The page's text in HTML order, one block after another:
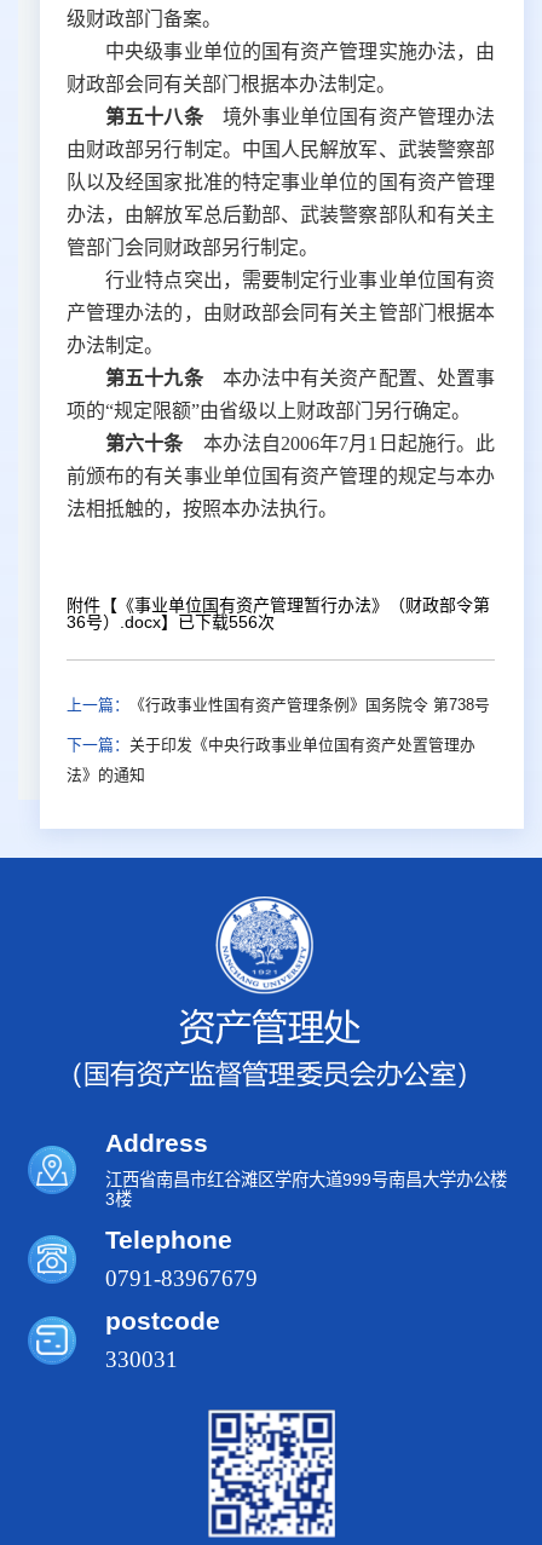
级财政部门备案。
中央级事业单位的国有资产管理实施办法，由
财政部会同有关部门根据本办法制定。
第五十八条境外事业单位国有资产管理办法
由财政部另行制定。中国人民解放军、武装警察部
队以及经国家批准的特定事业单位的国有资产管理
办法，由解放军总后勤部、武装警察部队和有关主
管部门会同财政部另行制定。
行业特点突出，需要制定行业事业单位国有资
产管理办法的，由财政部会同有关主管部门根据本
办法制定。
第五十九条本办法中有关资产配置、处置事
项的“规定限额”由省级以上财政部门另行确定。
第六十条本办法自2006年7月1日起施行。此
前颁布的有关事业单位国有资产管理的规定与本办
法相抵触的，按照本办法执行。
附件【 《事业单位国有资产管理暂行办法》（财政部令第
36号）.docx】已下载556次
上一篇： 《行政事业性国有资产管理条例》国务院令 第738号
下一篇： 关于印发《中央行政事业单位国有资产处置管理办
法》的通知
Address
江西省南昌市红谷滩区学府大道999号南昌大学办公楼
3楼
Telephone
0791-83967679
postcode
330031